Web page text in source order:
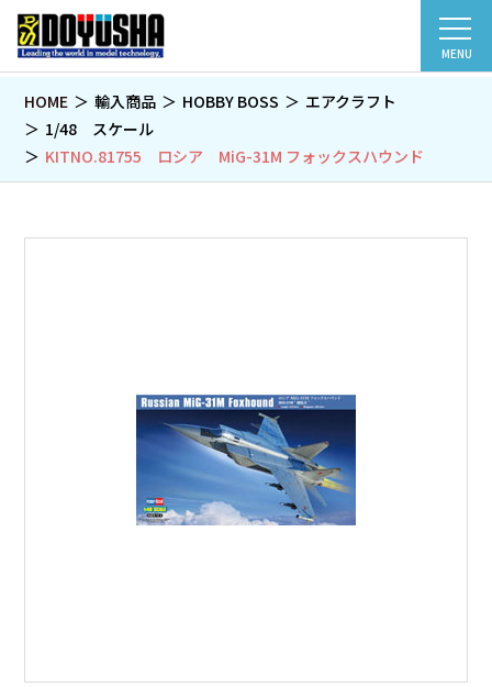
MENU
HOME 輸入商品 HOBBY BOSS
エアクラフト
1/48 スケール
KITNO.81755 ロシア MiG-31M フォックスハウンド